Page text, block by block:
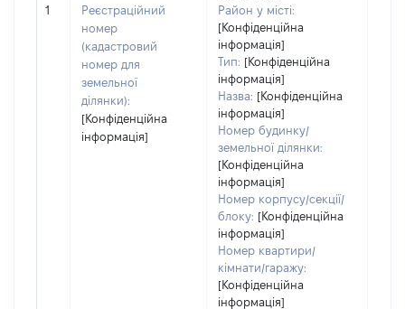
1
Реєстраційний
номер
(кадастровий
номер для
земельної
ділянки):
[Конфіденційна
інформація]
Район у місті:
[Конфіденційна
інформація]
Тип: [Конфіденційна
інформація]
Назва: [Конфіденційна
інформація]
Номер будинку/
земельної ділянки:
[Конфіденційна
інформація]
Номер корпусу/секції/
блоку: [Конфіденційна
інформація]
Номер квартири/
кімнати/гаражу:
[Конфіденційна
інформація]